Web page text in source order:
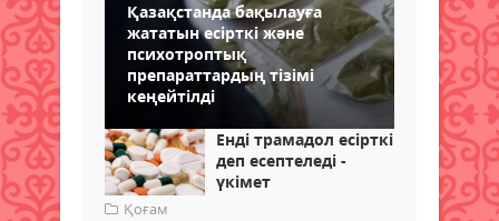
Қазақстанда бақылауға
жататын есірткі және
психотроптық
препараттардың тізімі
кеңейтілді
Енді трамадол есірткі
деп есептеледі -
үкімет
Қоғам